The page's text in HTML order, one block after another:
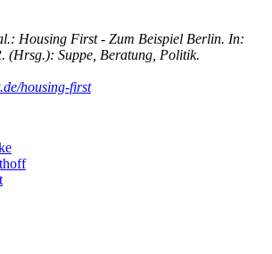
Housing First - Zum Beispiel Berlin. In:
(Hrsg.): Suppe, Beratung, Politik.
housing-first